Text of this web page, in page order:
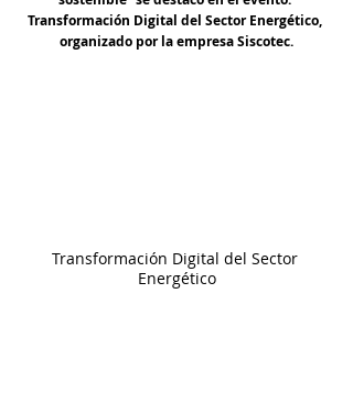
Transformación Digital del Sector Energético,
organizado por la empresa Siscotec.
Transformación Digital del Sector
Energético